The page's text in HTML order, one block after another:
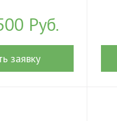
Руб.
заявку